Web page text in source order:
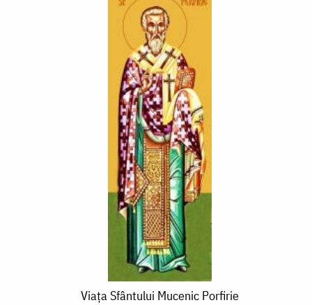
Viaţa Sfântului Mucenic Porfirie